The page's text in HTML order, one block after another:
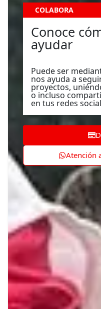
COLABORA
Conoce
ayudar
Puede ser
nos ayuda a
proyectos,
o incluso
en tus redes
Atención